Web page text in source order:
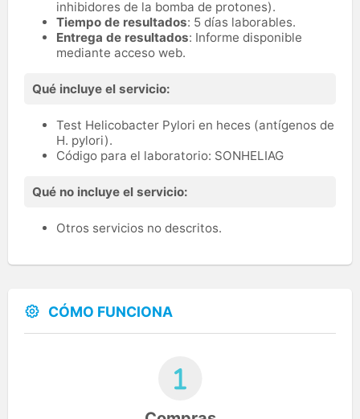
inhibidores de la bomba de protones).
Tiempo de resultados: 5 días laborables.
Entrega de resultados: Informe disponible
mediante acceso web.
Qué incluye el servicio:
Test Helicobacter Pylori en heces (antígenos de
H. pylori).
Código para el laboratorio: SONHELIAG
Qué no incluye el servicio:
Otros servicios no descritos.
CÓMO FUNCIONA